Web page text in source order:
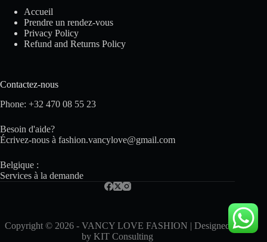
Accueil
Prendre un rendez-vous
Privacy Policy
Refund and Returns Policy
Contactez-nous
Phone: +32 470 08 55 23
Besoin d'aide?
Écrivez-nous à fashion.vancylove@gmail.com
Belgique :
Services à la demande
Copyright © 2026 - VANCY LOVE FASHION | Designed
byKIT Consulting